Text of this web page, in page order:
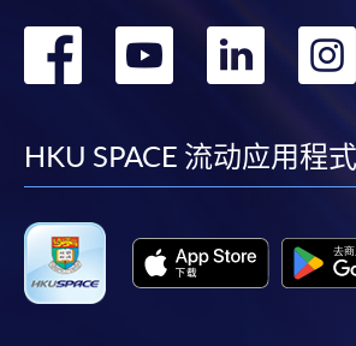
网上使用「缴费灵」（不适用於手机
Mastercard缴付有关课程的报名费或
（Online Alipay）或转数快（FPS）
参阅报名办法 -网上报名服务。
注意事项:
转
facebook
转
转
HKU SPACE 流动应用程式